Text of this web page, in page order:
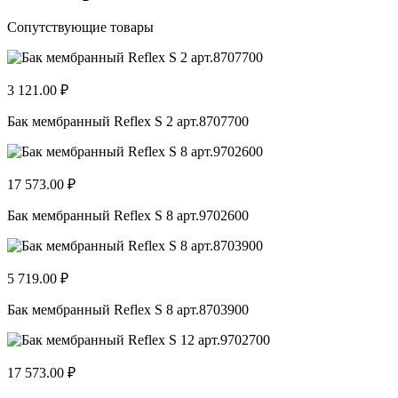
Сопутствующие товары
3 121.00 ₽
Бак мембранный Reflex S 2 арт.8707700
17 573.00 ₽
Бак мембранный Reflex S 8 арт.9702600
5 719.00 ₽
Бак мембранный Reflex S 8 арт.8703900
17 573.00 ₽